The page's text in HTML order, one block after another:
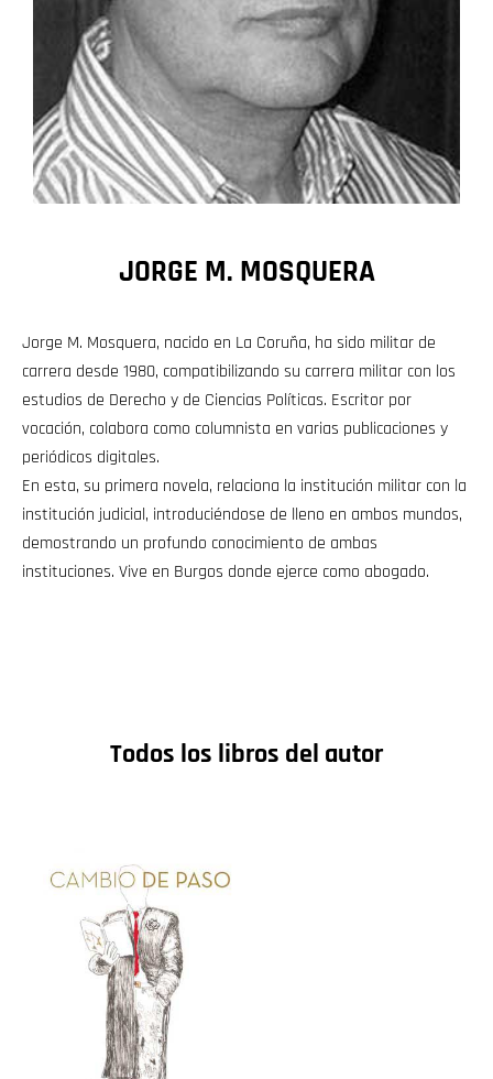
JORGE M. MOSQUERA
Jorge M. Mosquera, nacido en La Coruña, ha sido militar de
carrera desde 1980, compatibilizando su carrera militar con los
estudios de Derecho y de Ciencias Políticas. Escritor por
vocación, colabora como columnista en varias publicaciones y
periódicos digitales.
En esta, su primera novela, relaciona la institución militar con la
institución judicial, introduciéndose de lleno en ambos mundos,
demostrando un profundo conocimiento de ambas
instituciones. Vive en Burgos donde ejerce como abogado.
Todos los libros del autor